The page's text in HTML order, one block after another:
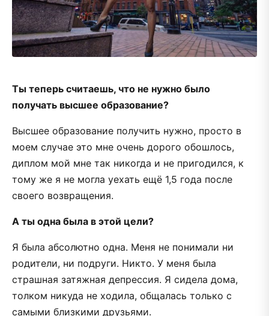
Ты теперь считаешь, что не нужно было
получать высшее образование?
Высшее образование получить нужно, просто в
моем случае это мне очень дорого обошлось,
диплом мой мне так никогда и не пригодился, к
тому же я не могла уехать ещё 1,5 года после
своего возвращения.
А ты одна была в этой цели?
Я была абсолютно одна. Меня не понимали ни
родители, ни подруги. Никто. У меня была
страшная затяжная депрессия. Я сидела дома,
толком никуда не ходила, общалась только с
самыми близкими друзьями.